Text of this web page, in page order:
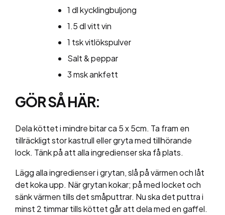
1 dl kycklingbuljong
1.5 dl vitt vin
1 tsk vitlökspulver
Salt& peppar
3 msk ankfett
GÖR SÅ HÄR:
Dela köttet i mindre bitar ca 5 x 5cm. Ta fram en
tillräckligt stor kastrull eller gryta med tillhörande
lock. Tänk på att alla ingredienser ska få plats.
Lägg alla ingredienser i grytan, slå på värmen och låt
det koka upp. När grytan kokar; på med locket och
sänk värmen tills det småputtrar. Nu ska det puttra i
minst 2 timmar tills köttet går att dela med en gaffel.